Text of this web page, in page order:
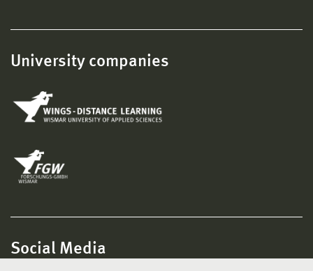
University companies
Social Media